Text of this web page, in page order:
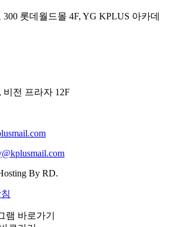
롯데월드몰 4F, YG KPLUS 아카데
비전 프라자 12F
By RD.
램 바로가기